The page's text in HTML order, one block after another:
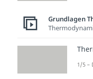
Grundlagen
1/5 –